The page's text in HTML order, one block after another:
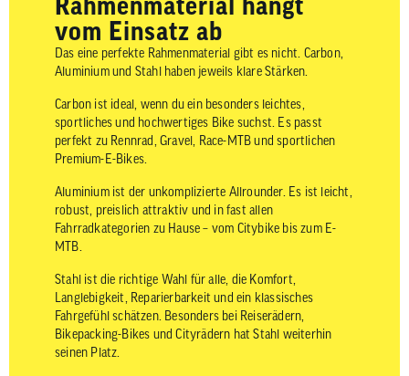
vom Einsatz ab
Das eine perfekte Rahmenmaterial gibt es nicht. Carbon,
Aluminium und Stahl haben jeweils klare Stärken.
Carbon ist ideal, wenn du ein besonders leichtes,
sportliches und hochwertiges Bike suchst. Es passt
perfekt zu Rennrad, Gravel, Race-MTB und sportlichen
Premium-E-Bikes.
Aluminium ist der unkomplizierte Allrounder. Es ist leicht,
robust, preislich attraktiv und in fast allen
Fahrradkategorien zu Hause – vom Citybike bis zum E-
MTB.
Stahl ist die richtige Wahl für alle, die Komfort,
Langlebigkeit, Reparierbarkeit und ein klassisches
Fahrgefühl schätzen. Besonders bei Reiserädern,
Bikepacking-Bikes und Cityrädern hat Stahl weiterhin
seinen Platz.